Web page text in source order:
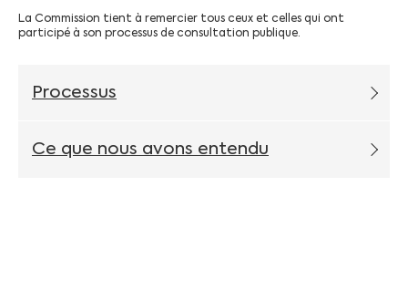
La Commission tient à remercier tous ceux et celles qui ont
participé à son processus de consultation publique.
Processus
Ce que nous avons entendu